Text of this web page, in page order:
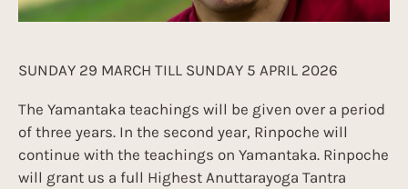
SUNDAY 29 MARCH TILL SUNDAY 5 APRIL 2026
The Yamantaka teachings will be given over a period
of three years. In the second year, Rinpoche will
continue with the teachings on Yamantaka. Rinpoche
will grant us a full Highest Anuttarayoga Tantra